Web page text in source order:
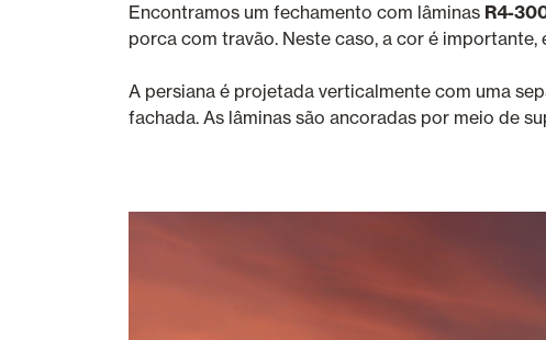
Encontramos um fechamento com lâminas R4-
porca com travão. Neste caso, a cor é
A persiana é projetada verticalmente com uma
fachada. As lâminas são ancoradas por meio de